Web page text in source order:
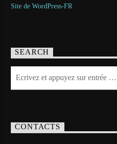
Site de WordPress-FR
SEARCH
CONTACTS